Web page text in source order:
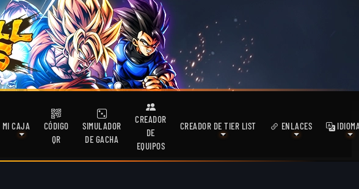
MI CAJA
CÓDIGO
QR
SIMULADOR
DE GACHA
CREADOR
DE
EQUIPOS
CREADOR DE TIER LIST ENLACES